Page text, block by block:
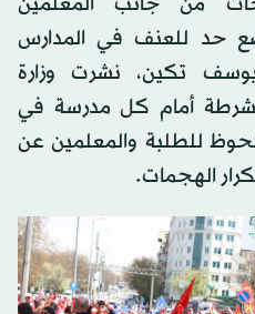
حد للعنف في المدارس
يوسف تكين، نشرت وزارة
أمام كل مدرسة في
للطلبة والمعلمين عن
الهجمات.